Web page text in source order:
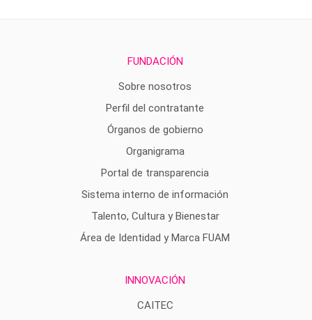
FUNDACIÓN
Sobre nosotros
Perfil del contratante
Órganos de gobierno
Organigrama
Portal de transparencia
Sistema interno de información
Talento, Cultura y Bienestar
Área de Identidad y Marca FUAM
INNOVACIÓN
CAITEC